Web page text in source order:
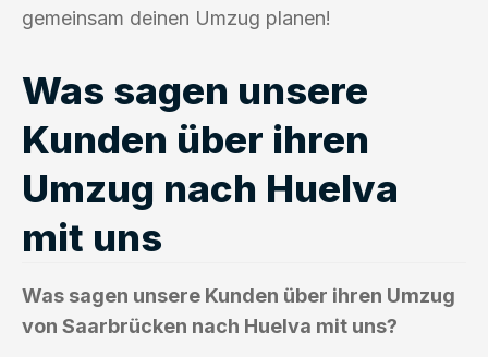
gemeinsam deinen Umzug planen!
Was sagen unsere
Kunden über ihren
Umzug nach Huelva
mit uns
Was sagen unsere Kunden über ihren Umzug
von Saarbrücken nach Huelva mit uns?